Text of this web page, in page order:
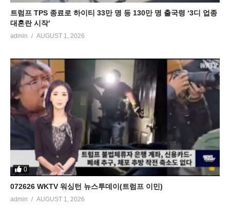
트럼프 TPS 종료로 하이티 33만 명 등 130만 명 출국령 ‘3디 업종
대혼란 시작’
admin AUGUST 1, 2026
0
072626 WKTV 워싱턴 뉴스투데이(트럼프 이민)
admin AUGUST 1, 2026